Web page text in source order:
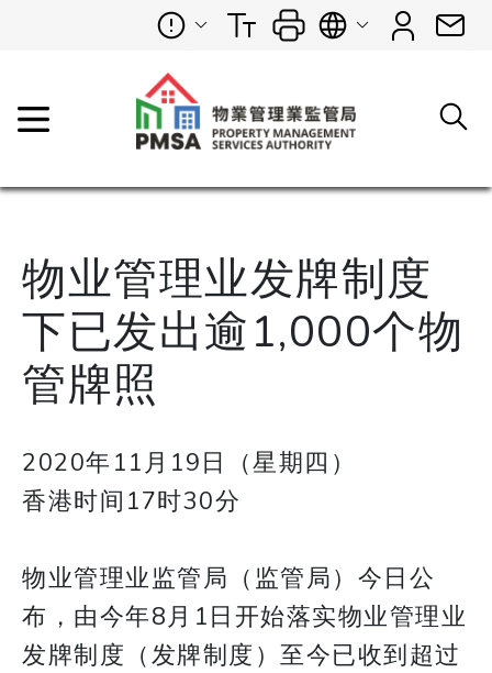
物业管理业发牌制度
下已发出逾1,000个物
管牌照
2020年11月19日（星期四）
香港时间17时30分
物业管理业监管局（监管局）今日公
布，由今年8月1日开始落实物业管理业
发牌制度（发牌制度）至今已收到超过